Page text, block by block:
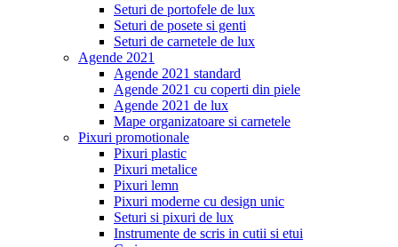
Seturi de portofele de lux
Seturi de posete si genti
Seturi de carnetele de lux
Agende 2021
Agende 2021 standard
Agende 2021 cu coperti din piele
Agende 2021 de lux
Mape organizatoare si carnetele
Pixuri promotionale
Pixuri plastic
Pixuri metalice
Pixuri lemn
Pixuri moderne cu design unic
Seturi si pixuri de lux
Instrumente de scris in cutii si etui